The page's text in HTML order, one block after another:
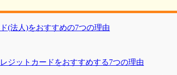
ジットカードをおすすめする7つの理由